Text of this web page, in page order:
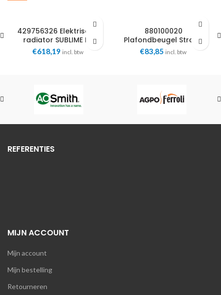
429756326 Elektrische
radiator SUBLIME RF
500x1050mm 2,0kW
Masterwatt
€618,19 incl. btw
880100020
Plafondbeugel Strong
600x900mm Masterwatt
€83,85 incl. btw
REFERENTIES
MIJN ACCOUNT
Mijn account
Mijn bestelling
Retourneren